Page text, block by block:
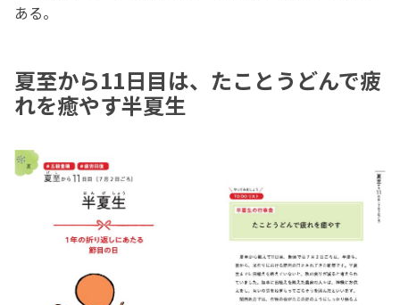
ある。
夏至から11日目は、たことうどんで疲
れを癒やす半夏生